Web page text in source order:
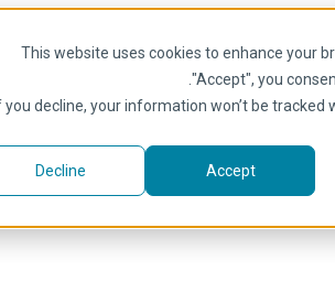
This website uses cookies to enhance your
"Accept", you
you decline, your information won’t be
Accept
Decline